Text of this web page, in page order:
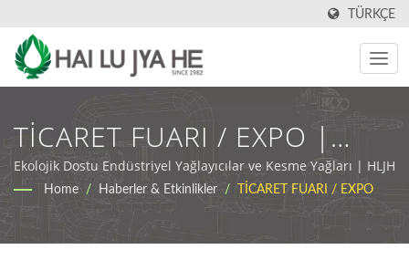
TÜRKÇE
TİCARET FUARI / EXPO |
Endüstriyel Kesme Yağı Ve
Yağlayıcı Üreticisi | HLJH
Ekolojik Dostu Endüstriyel Yağlayıcılar ve Kesme Yağları | HLJH
Home / Haberler & Etkinlikler / TİCARET FUARI / EXPO